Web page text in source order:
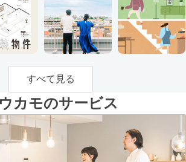
すべて見る
カモのサービス